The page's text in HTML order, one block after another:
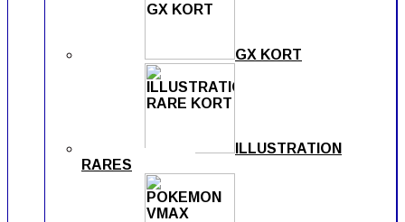
GX KORT
ILLUSTRATION
RARES